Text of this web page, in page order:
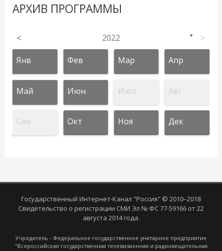
АРХИВ ПРОГРАММЫ
< 2022 ▼ >
Янв Фев Мар Апр
Май Июн Июл Авг
Сен Окт Ноя Дек
Государственный Интернет-Канал "Россия" © 2010–2018
Свидетельство о регистрации СМИ Эл № ФС 77-59166 от 22
августа 2014 года.
Учредитель - Федеральное государственное унитарное предприятие
"Всероссийская государственная телевизионная и радиовещательная